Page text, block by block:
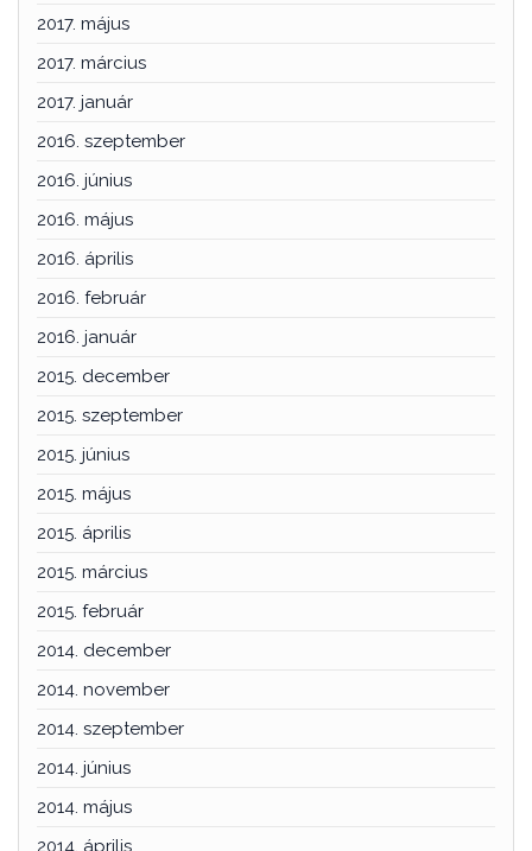
2017. május
2017. március
2017. január
2016. szeptember
2016. június
2016. május
2016. április
2016. február
2016. január
2015. december
2015. szeptember
2015. június
2015. május
2015. április
2015. március
2015. február
2014. december
2014. november
2014. szeptember
2014. június
2014. május
2014. április